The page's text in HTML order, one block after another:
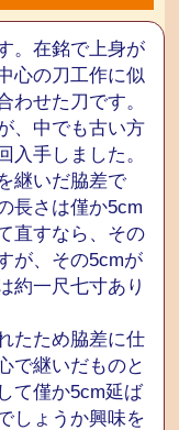
。在銘で上身が
心の刀工作に似
わせた刀です。
、中でも古い方
入手しました。
継いだ脇差で
長さは僅か5cm
直すなら、その
が、その5cmが
約一尺七寸あり
たため脇差に仕
で継いだものと
て僅か5cm延ば
しょうか興味を